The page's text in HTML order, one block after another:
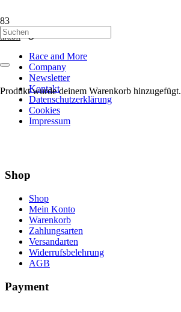
tiktok
Produktwurde deinem Warenkorb hinzugefügt.
Navigation
Race and More
Company
Newsletter
Kontakt
Datenschutzerklärung
Cookies
Impressum
Shop
Shop
Mein Konto
Warenkorb
Zahlungsarten
Versandarten
Widerrufsbelehrung
AGB
Payment